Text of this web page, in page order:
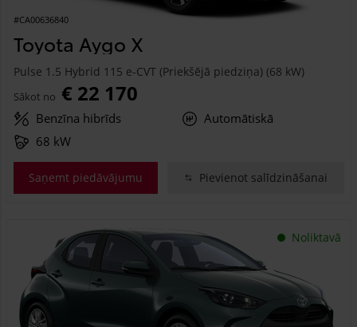
#CA00636840
Toyota Aygo X
Pulse 1.5 Hybrid 115 e-CVT (Priekšējā piedziņa) (68 kW)
Sākot no € 22 170
Benzīna hibrīds
Automātiskā
68 kW
Saņemt piedāvājumu Pievienot salīdzināšanai
Noliktavā